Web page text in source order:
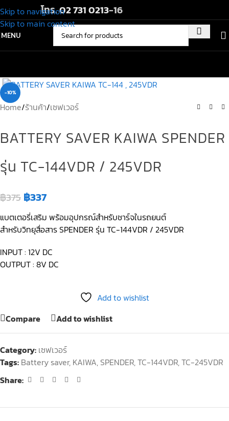
Skip to navigation
Skip to main content
โทร.02 731 0213-16
MENU
-10%
Home/ร้านค้า/เซฟเวอร์
BATTERY SAVER KAIWA SPENDER
รุ่น TC-144VDR / 245VDR
฿375 ฿337
แบตเตอรี่เสริม พร้อมอุปกรณ์สำหรับชาร์จในรถยนต์
สำหรับวิทยุสื่อสาร SPENDER รุ่น TC-144VDR / 245VDR
INPUT : 12V DC
OUTPUT : 8V DC
Add to wishlist
Compare
Add to wishlist
Category: เซฟเวอร์
Tags: Battery saver, KAIWA, SPENDER,TC-144VDR,TC-245VDR
Share: